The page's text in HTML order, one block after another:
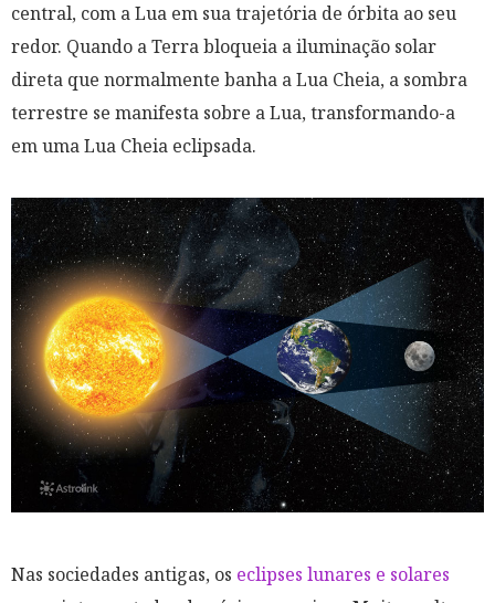
central, com a Lua em sua trajetória de órbita ao seu
redor. Quando a Terra bloqueia a iluminação solar
direta que normalmente banha a Lua Cheia, a sombra
terrestre se manifesta sobre a Lua, transformando-a
em uma Lua Cheia eclipsada.
Nas sociedades antigas, os eclipses lunares e solares